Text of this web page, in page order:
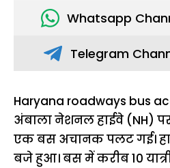
Whatsapp
Telegram
Haryana roadways bus
अंबाला नेशनल हाईवे (NH)
एक बस अचानक पलट गई।
बजे हुआ। बस में करीब 10